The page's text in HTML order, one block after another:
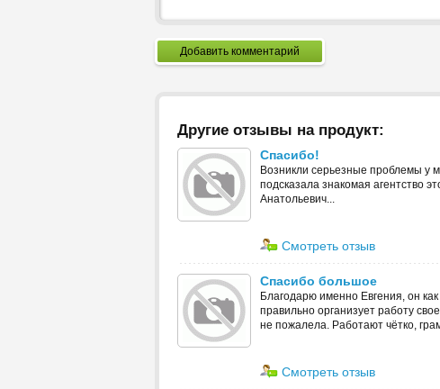
Добавить комментарий
Другие отзывы на продукт:
Спасибо!
Возникли серьезные проблемы у
подсказала знакомая агентство
Анатольевич...
Смотреть отзыв
Спасибо большое
Благодарю именно Евгения, он
правильно организует работу
не пожалела. Работают чётко,
Смотреть отзыв